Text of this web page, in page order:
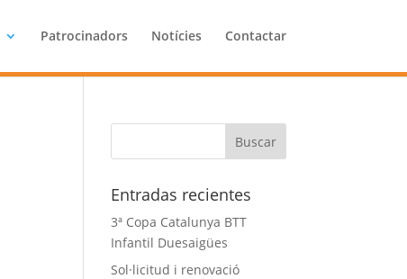
Patrocinadors Notícies Contactar
Entradas recientes
3ª Copa Catalunya BTT
Infantil Duesaigües
Sol·licitud i renovació